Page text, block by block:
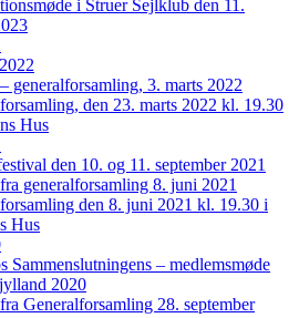
i Struer Sejlklub den 11.
generalforsamling, 3. marts 2022
den 23. marts 2022 kl. 19.30
Hus
den 10. og 11. september 2021
generalforsamling 8. juni 2021
den 8. juni 2021 kl. 19.30 i
Hus
Sammenslutningens – medlemsmøde
2020
Generalforsamling 28. september